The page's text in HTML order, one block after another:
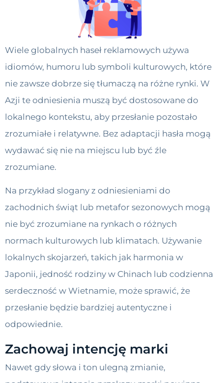
Wiele globalnych haseł reklamowych używa
idiomów, humoru lub symboli kulturowych, które
nie zawsze dobrze się tłumaczą na różne rynki. W
Azji te odniesienia muszą być dostosowane do
lokalnego kontekstu, aby przesłanie pozostało
zrozumiałe i relatywne. Bez adaptacji hasła mogą
wydawać się nie na miejscu lub być źle
zrozumiane.
Na przykład slogany z odniesieniami do
zachodnich świąt lub metafor sezonowych mogą
nie być zrozumiane na rynkach o różnych
normach kulturowych lub klimatach. Używanie
lokalnych skojarzeń, takich jak harmonia w
Japonii, jedność rodziny w Chinach lub codzienna
serdeczność w Wietnamie, może sprawić, że
przesłanie będzie bardziej autentyczne i
odpowiednie.
Zachowaj intencję marki
Nawet gdy słowa i ton ulegną zmianie,